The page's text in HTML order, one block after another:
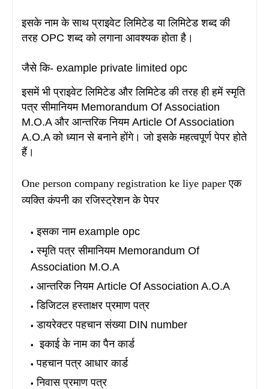
इसके नाम के साथ प्राइवेट लिमिटेड या लिमिटेड शब्द की
तरह OPC शब्द को लगाना आवश्यक होता है।
जैसे कि- example private limited opc
इसमें भी प्राइवेट लिमिटेड और लिमिटेड की तरह ही हमें स्मृति
पत्र सीमानियम Memorandum Of Association
M.O.A और आन्तरिक नियम Article Of Association
A.O.A को ध्यान से बनाने होंगे। जो इसके महत्वपूर्ण पेपर होते
हैं।
One person company registration ke liye paper एक
व्यक्ति कंपनी का रजिस्ट्रेशन के पेपर
इसका नाम example opc
स्मृति पत्र सीमानियम Memorandum Of
Association M.O.A
आन्तरिक नियम Article Of Association A.O.A
डिजिटल हस्ताक्षर प्रमाण पत्र
डायरेक्टर पहचान संख्या DIN number
इकाई के नाम का पैन कार्ड
पहचान पत्र आधार कार्ड
निवास प्रमाण पत्र